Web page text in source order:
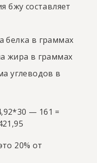
бжу составляет
белка в граммах
жира в граммах
углеводов в
— 161 =
20% от